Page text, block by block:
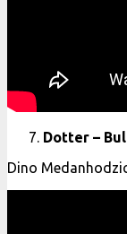
Dotter –
Dino